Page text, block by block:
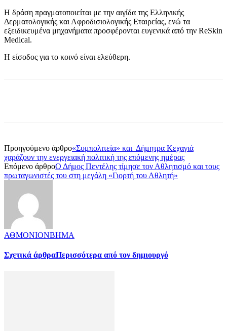
Η δράση πραγματοποιείται με την αιγίδα της Ελληνικής
Δερματολογικής και Αφροδισιολογικής Εταιρείας, ενώ τα
εξειδικευμένα μηχανήματα προσφέρονται ευγενικά από την ReSkin
Medical.
Η είσοδος για το κοινό είναι ελεύθερη.
Προηγούμενο άρθρο«Συμπολιτεία» και Δήμητρα Κεχαγιά
χαράζουν την ενεργειακή πολιτική της επόμενης ημέρας
Επόμενο άρθροΟ Δήμος Πεντέλης τίμησε τον Αθλητισμό και τους
πρωταγωνιστές του στη μεγάλη «Γιορτή του Αθλητή»
ΑΘΜΟΝΙΟΝΒΗΜΑ
Σχετικά άρθραΠερισσότερα από τον δημιουργό